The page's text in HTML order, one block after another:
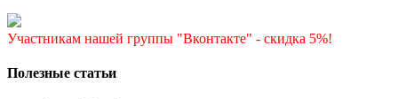
Участникам нашей группы "Вконтакте" - скидка 5%!
Полезные статьи